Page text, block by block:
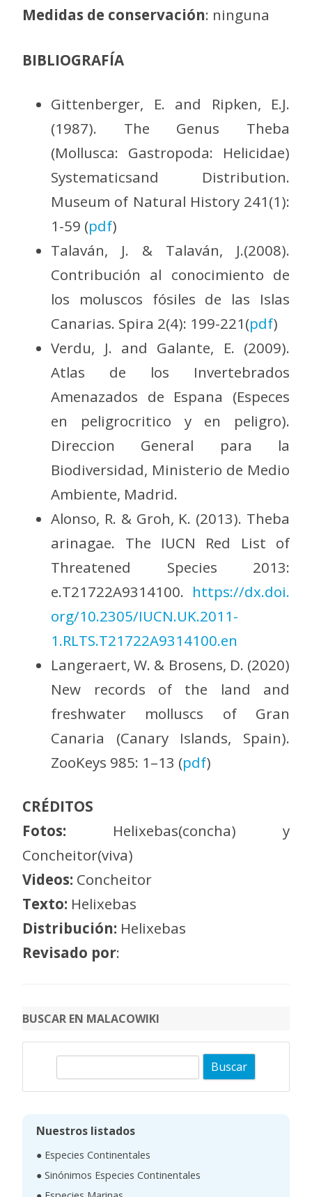
Medidas de conservación: ninguna
BIBLIOGRAFÍA
Gittenberger, E. and Ripken, E.J.
(1987). The Genus Theba
(Mollusca: Gastropoda: Helicidae)
Systematicsand Distribution.
Museum of Natural History 241(1):
1-59 (pdf)
Talaván, J. & Talaván, J.(2008).
Contribución al conocimiento de
los moluscos fósiles de las Islas
Canarias. Spira 2(4): 199-221(pdf)
Verdu, J. and Galante, E. (2009).
Atlas de los Invertebrados
Amenazados de Espana (Especes
en peligrocritico y en peligro).
Direccion General para la
Biodiversidad, Ministerio de Medio
Ambiente, Madrid.
Alonso, R. & Groh, K. (2013). Theba
arinagae. The IUCN Red List of
Threatened Species 2013:
e.T21722A9314100. https://dx.doi.
org/10.2305/IUCN.UK.2011-
1.RLTS.T21722A9314100.en
Langeraert, W. & Brosens, D. (2020)
New records of the land and
freshwater molluscs of Gran
Canaria (Canary Islands, Spain).
ZooKeys 985: 1–13 (pdf)
CRÉDITOS
Fotos: Helixebas(concha) y
Concheitor(viva)
Videos: Concheitor
Texto: Helixebas
Distribución: Helixebas
Revisado por:
BUSCAR EN MALACOWIKI
Nuestros listados
● Especies Continentales
● Sinónimos Especies Continentales